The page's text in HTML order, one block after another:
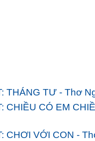
THÁNG TƯ - Thơ
CHIỀU CÓ EM
CHƠI VỚI CON -